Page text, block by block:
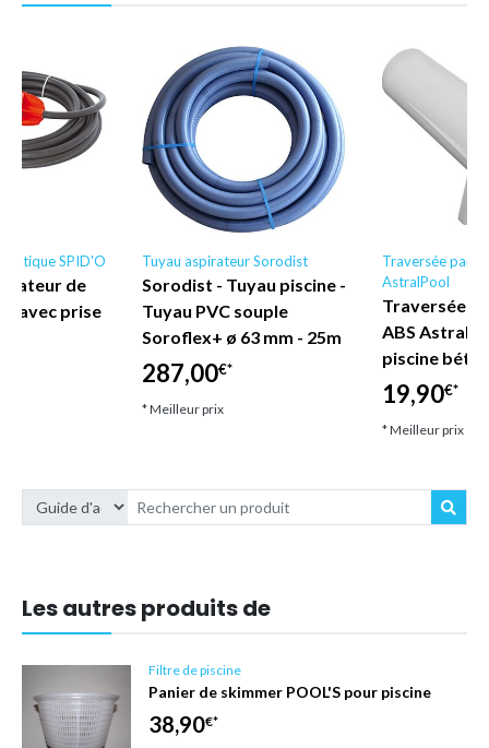
SPID'O
de
avec prise
Tuyau aspirateur Sorodist
Sorodist - Tuyau piscine -
Tuyau PVC souple
Soroflex+ ø 63 mm - 25m
287,00€*
* Meilleur prix
Traversée paroi
AstralPool
Traversée
ABS
piscine
19,90€*
* Meilleur prix
Les autres produits de
Filtre de piscine
Panier de skimmer POOL'S pour piscine
38,90€*